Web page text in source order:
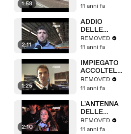
1:58
RECORD
11 anni fa
2:11
ADDIO
DELLE
QUOTE
LATTE, A
CHIUSURA
TANTE
AZIENDE
REMOVED
11 anni fa
1:25
IMPIEGATO
ACCOLTELLA
TO: PAURA IN
CENTRO
REMOVED
11 anni fa
2:10
L'ANTENNA
DELLE
POLEMICHE
REMOVED
11 anni fa